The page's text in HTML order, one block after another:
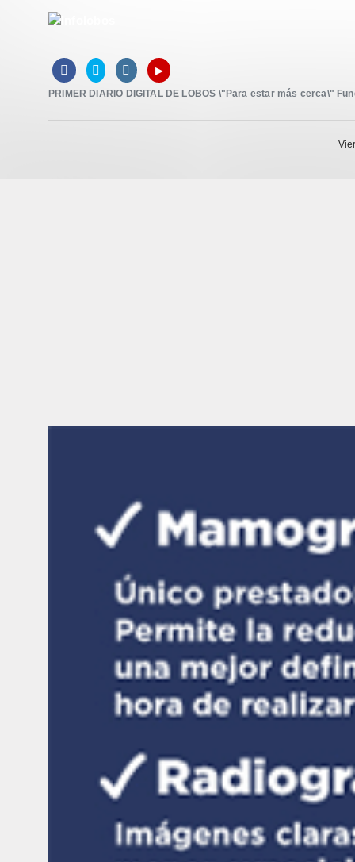
   ▸
PRIMER DIARIO DIGITAL DE LOBOS \"Para estar más cerca\"